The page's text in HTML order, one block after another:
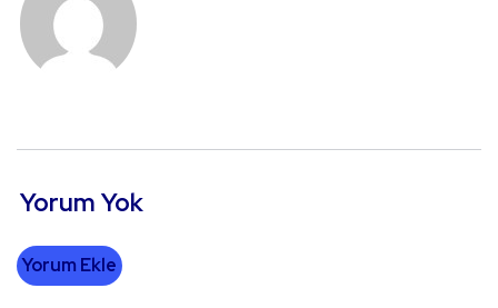
Yorum Yok
Yorum Ekle